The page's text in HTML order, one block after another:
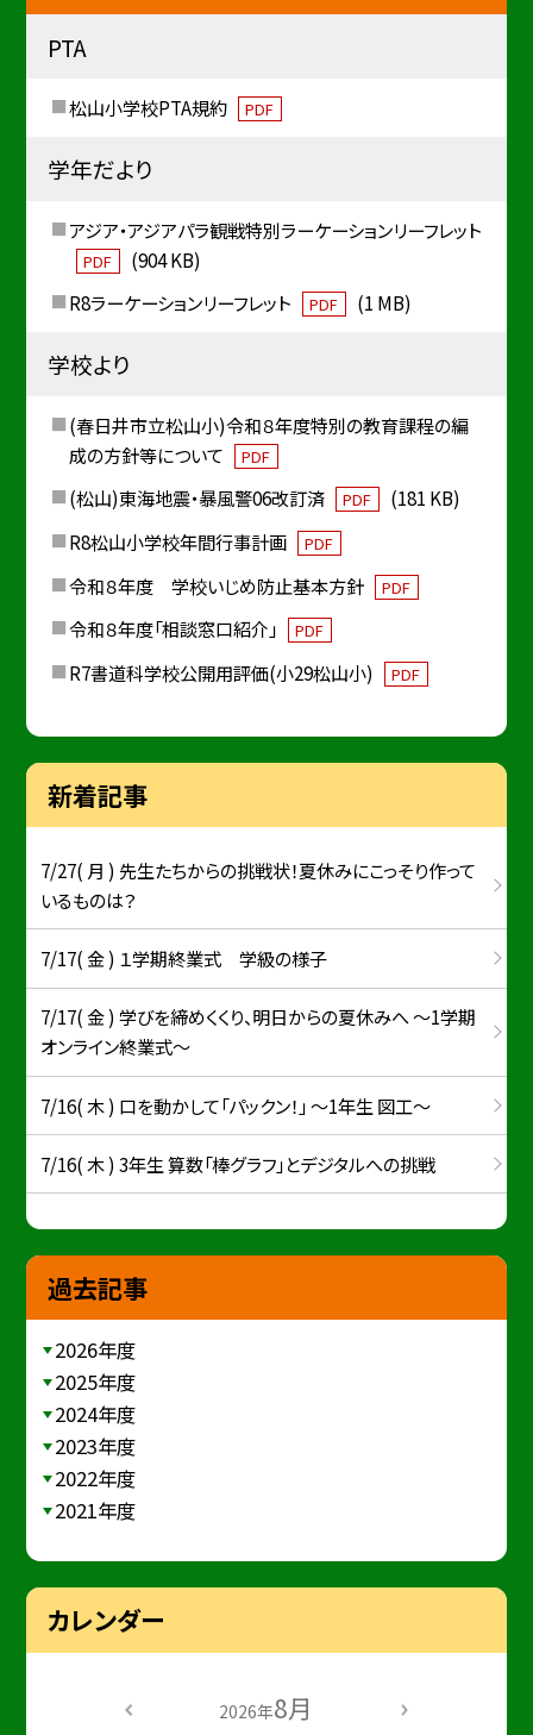
PTA
松山小学校PTA規約 PDF
学年だより
アジア・アジアパラ観戦特別ラーケーションリーフレット
PDF
(904 KB)
R8ラーケーションリーフレット
PDF (1 MB)
学校より
(春日井市立松山小)令和８年度特別の教育課程の編
成の方針等について
PDF
(松山)東海地震・暴風警06改訂済 PDF
(181 KB)
R8松山小学校年間行事計画
PDF
令和８年度 学校いじめ防止基本方針 PDF
令和８年度「相談窓口紹介」 PDF
R7書道科学校公開用評価(小29松山小) PDF
新着記事
7/27( 月 ) 先生たちからの挑戦状！夏休みにこっそり作って
いるものは？
7/17( 金 ) １学期終業式 学級の様子
7/17( 金 ) 学びを締めくくり、明日からの夏休みへ ～1学期
オンライン終業式～
7/16( 木 ) 口を動かして「パックン！」 ～1年生 図工～
7/16( 木 ) 3年生 算数「棒グラフ」とデジタルへの挑戦
過去記事
2026年度
2025年度
2024年度
2023年度
2022年度
2021年度
カレンダー
2026年8月